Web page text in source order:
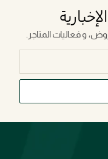
و فعاليات المتاجر.